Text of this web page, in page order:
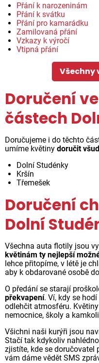
Přání k narozeninám
Přání k svátku
Přání pro kamarádku
Zamilovaná přání
Vzkazy k výročí
Vtipná přání
Všechny
Doručení
částech
Doručujeme i do těchto
umíme květiny doručit
Dolní Studénky
Kršín
Třemešek
Doručení
Dolní
Všechna auta flotily jsou
květinám ty nejlepší
lehce přitopíme, v létě je
aby k obdarované osobě
O předání se starají
překvapení. Ví, kdy se
odlehčit atmosféru.
nemocnice, školy a
Všichni naši kurýři jsou
Stačí tak kdykoliv
zjistíte, kde se doručovatel
vám dáme vědět SMS